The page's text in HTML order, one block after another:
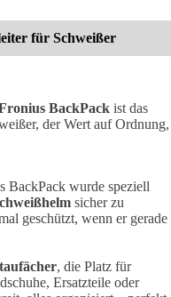
für Schweißer
BackPack ist das
der Wert auf Ordnung,
BackPack wurde speziell
sicher zu
geschützt, wenn er gerade
, die Platz für
Ersatzteile oder